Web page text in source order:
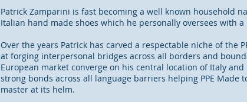
Patrick Zamparini is fast becoming a well known household
Italian hand made shoes which he personally oversees with
Over the years Patrick has carved a respectable niche of the
at forging interpersonal bridges across all borders and
European market converge on his central location of Italy
strong bonds across all language barriers helping PPE
master at its helm.